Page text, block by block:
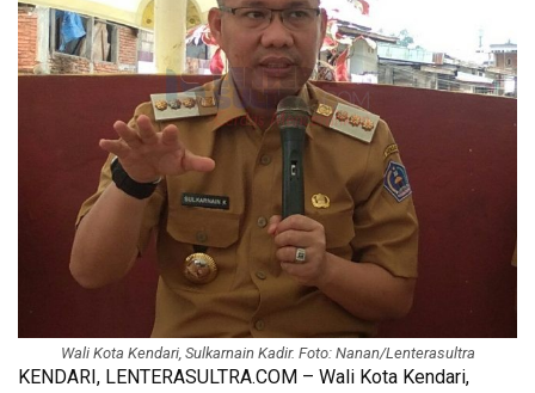
Wali Kota Kendari, Sulkarnain Kadir. Foto: Nanan/Lenterasultra
KENDARI, LENTERASULTRA.COM – Wali Kota Kendari,